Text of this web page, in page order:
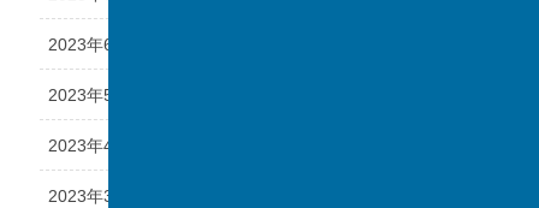
2023年6月
2023年5月
2023年4月
2023年3月